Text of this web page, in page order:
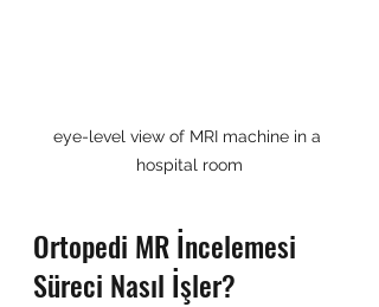
eye-level view of MRI machine in a
hospital room
Ortopedi MR İncelemesi
Süreci Nasıl İşler?